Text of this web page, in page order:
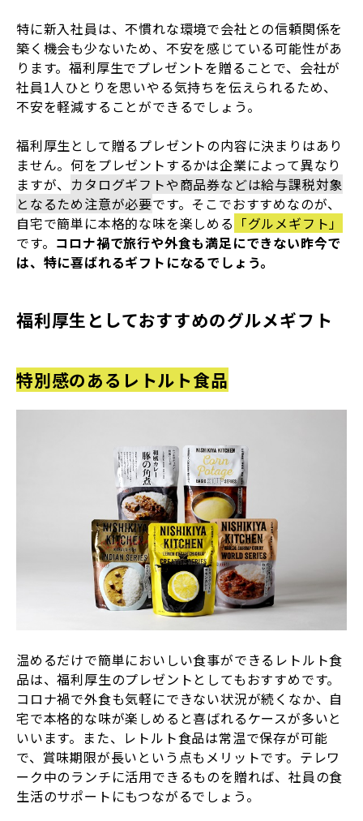
特に新入社員は、不慣れな環境で会社との信頼関係を
築く機会も少ないため、不安を感じている可能性があ
ります。福利厚生でプレゼントを贈ることで、会社が
社員1人ひとりを思いやる気持ちを伝えられるため、
不安を軽減することができるでしょう。
福利厚生として贈るプレゼントの内容に決まりはあり
ません。何をプレゼントするかは企業によって異なり
ますが、 カタログギフトや商品券などは給与課税対象
となるため注意が必要です。そこでおすすめなのが、
自宅で簡単に本格的な味を楽しめる 「グルメギフト」
です。 コロナ禍で旅行や外食も満足にできない昨今で
は、特に喜ばれるギフトになるでしょう。
福利厚生としておすすめのグルメギフト
特別感のあるレトルト食品
温めるだけで簡単においしい食事ができるレトルト食
品は、福利厚生のプレゼントとしてもおすすめです。
コロナ禍で外食も気軽にできない状況が続くなか、自
宅で本格的な味が楽しめると喜ばれるケースが多いと
いいます。また、レトルト食品は常温で保存が可能
で、賞味期限が長いという点もメリットです。テレワ
ーク中のランチに活用できるものを贈れば、社員の食
生活のサポートにもつながるでしょう。